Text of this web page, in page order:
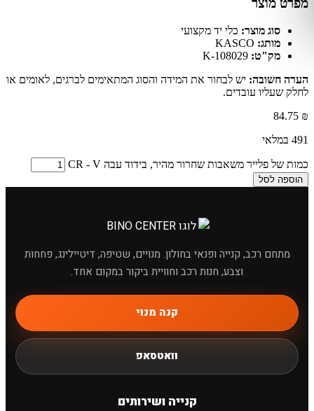
מחפשים מוצר לרכב? ×
מפרט מוצר
סוג מוצר: כלי יד מקצועי
מותג:
מק"ט:
הערה חשובה: יש לבחור את המידה והסוג המתאימים לברגים, לאומים או
לחלק שעליו עובדים.
84.75 ₪
491 במלאי
כמות של פלייר משאבות שחרור מהיר, בידוד עבה CR - V
הוספה לסל
מתחם רכב, קנייה ופנאי בחולון. מנויים, שטיפה, דיטיילינג, פחחות
וצבע, חנות רכב וחוויית ביקור במקום אחד.
קנה מנוי
וואטסאפ
קנייה ושירותים